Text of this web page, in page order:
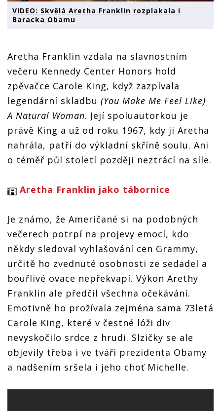
VIDEO: Skvělá Aretha Franklin rozplakala i
Baracka Obamu
Aretha Franklin vzdala na slavnostním
večeru Kennedy Center Honors hold
zpěvačce Carole King, když zazpívala
legendární skladbu (You Make Me Feel Like)
A Natural Woman. Její spoluautorkou je
právě King a už od roku 1967, kdy ji Aretha
nahrála, patří do výkladní skříně soulu. Ani
o téměř půl století později neztrácí na síle.
Aretha Franklin jako tábornice
Je známo, že Američané si na podobných
večerech potrpí na projevy emocí, kdo
někdy sledoval vyhlašování cen Grammy,
určitě ho zvednuté osobnosti ze sedadel a
bouřlivé ovace nepřekvapí. Výkon Arethy
Franklin ale předčil všechna očekávání.
Emotivně ho prožívala zejména sama 73letá
Carole King, které v čestné lóži div
nevyskočilo srdce z hrudi. Slzičky se ale
objevily třeba i ve tváři prezidenta Obamy
a nadšením sršela i jeho choť Michelle.